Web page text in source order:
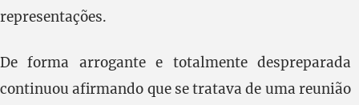
representações.
De forma arrogante e totalmente despreparada
continuou afirmando que se tratava de uma reunião